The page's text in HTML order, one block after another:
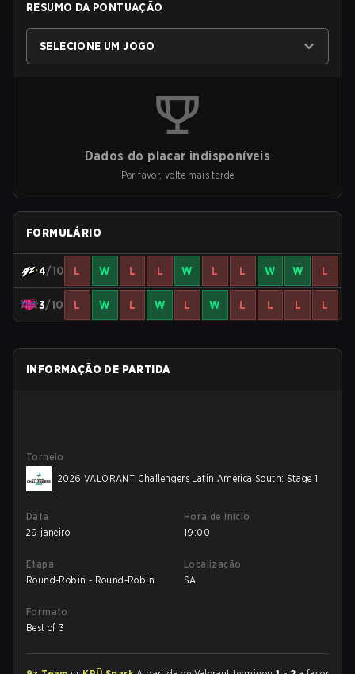
RESUMO DA PONTUAÇÃO
SELECIONE UM JOGO
Dados do placar indisponíveis
Por favor, volte mais tarde
FORMULÁRIO
4/10 L W L L W L L W W L
3/10 L W L W L W L L L L
INFORMAÇÃO DE PARTIDA
Torneio
2026 VALORANT Challengers Latin America South: Stage 1
Data
29 janeiro
Hora de início
19:00
Etapa
Round-Robin - Round-Robin
Localização
SA
Formato
Best of 3